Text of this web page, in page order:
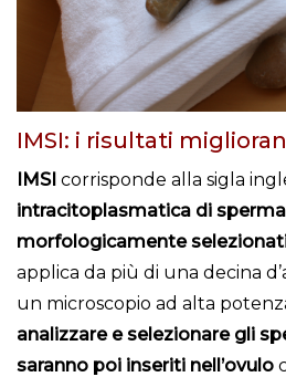
IMSI: i risultati
IMSI corrisponde alla sigla
intracitoplasmatica di
morfologicamente
applica da più di una decina
un microscopio ad alta
analizzare e selezionare gli
saranno poi inseriti nell’ovulo